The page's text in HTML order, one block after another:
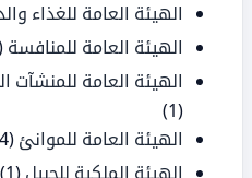
الهيئة العامة للغذاء
الهيئة العامة للمنافسة
الهيئة العامة
(1)
الهيئة العامة للموانئ (4)
الهيئة الملكية للجبيل (1)